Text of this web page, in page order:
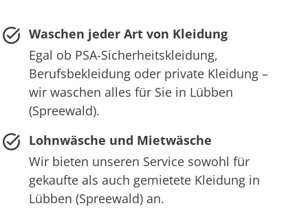
Waschen jeder Art von Kleidung
Egal ob PSA-Sicherheitskleidung,
Berufsbekleidung oder private Kleidung –
wir waschen alles für Sie in Lübben
(Spreewald).
Lohnwäsche und Mietwäsche
Wir bieten unseren Service sowohl für
gekaufte als auch gemietete Kleidung in
Lübben (Spreewald) an.